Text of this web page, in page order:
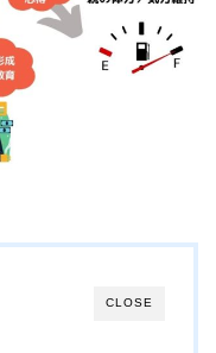
CLOSE